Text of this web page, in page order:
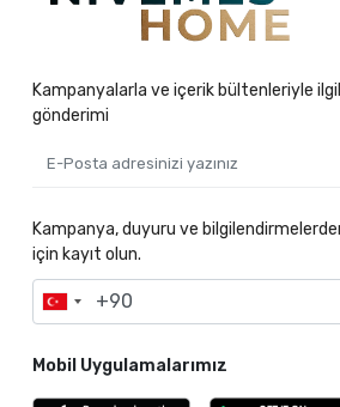
Kampanyalarla ve içerik bültenleriyle
gönderimi
Kampanya, duyuru ve
için kayıt olun.
Mobil Uygulamalarımız